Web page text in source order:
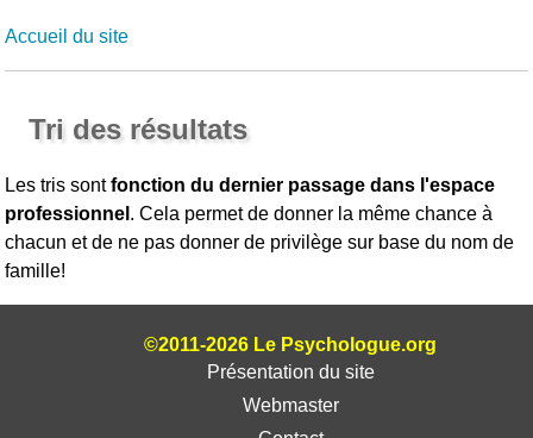
Accueil du site
Tri des résultats
Les tris sontfonction du dernier passage dans l'espace
professionnel . Cela permet de donner la même chance à
chacun et de ne pas donner de privilège sur base du nom de
famille!
©2011-2026 Le Psychologue.org
Présentation du site
Webmaster